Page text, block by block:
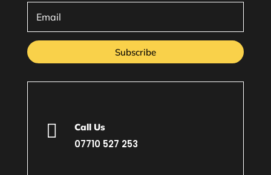
Subscribe
 Call Us
07710 527 253